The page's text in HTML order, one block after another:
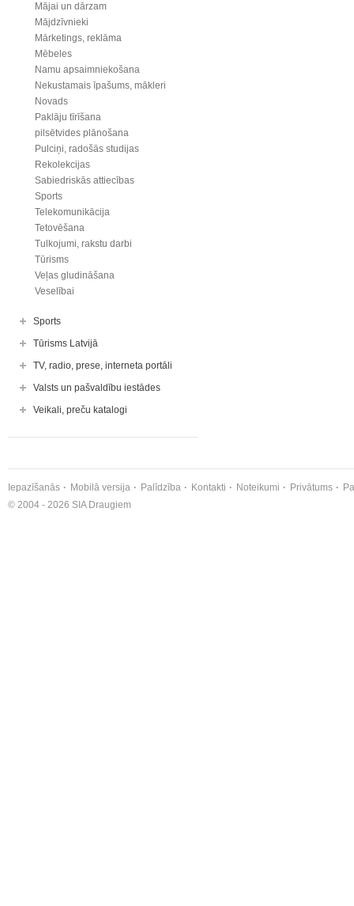
Mājai un dārzam
Mājdzīvnieki
Mārketings, reklāma
Mēbeles
Namu apsaimniekošana
Nekustamais īpašums, mākleri
Novads
Paklāju tīrīšana
pilsētvides plānošana
Pulciņi, radošās studijas
Rekolekcijas
Sabiedriskās attiecības
Sports
Telekomunikācija
Tetovēšana
Tulkojumi, rakstu darbi
Tūrisms
Veļas gludināšana
Veselībai
Sports
Tūrisms Latvijā
TV, radio, prese, interneta portāli
Valsts un pašvaldību iestādes
Veikali, preču katalogi
Iepazīšanās Mobilā versija Palīdzība Kontakti Noteikumi Privātums
© 2004 - 2026 SIA Draugiem